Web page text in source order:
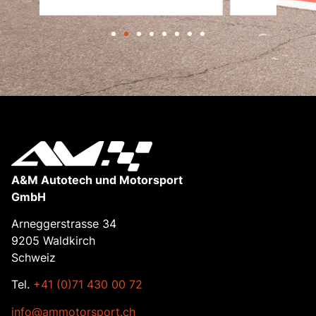
A&M Autotech und Motorsport
GmbH
Arneggerstrasse 34
9205 Waldkirch
Schweiz
Tel. +41 (0)71 430 00 72
info@ammotorsport.ch